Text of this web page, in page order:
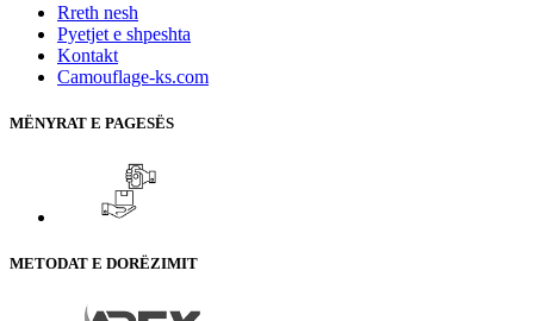
Rreth nesh
Pyetjet e shpeshta
Kontakt
Camouflage-ks.com
MËNYRAT E PAGESËS
METODAT E DORËZIMIT